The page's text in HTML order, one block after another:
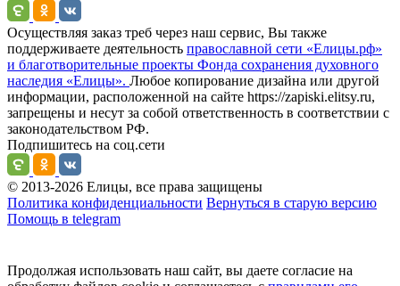
Осуществляя заказ треб через наш сервис, Вы также
поддерживаете деятельность православной сети «Елицы.рф»
и благотворительные проекты Фонда сохранения духовного
наследия «Елицы». Любое копирование дизайна или другой
информации, расположенной на сайте https://zapiski.elitsy.ru,
запрещены и несут за собой ответственность в соответствии с
законодательством РФ.
Подпишитесь на соц.сети
© 2013-2026 Елицы, все права защищены
Политика конфиденциальности Вернуться в старую версию
Помощь в telegram
Продолжая использовать наш сайт, вы даете согласие на